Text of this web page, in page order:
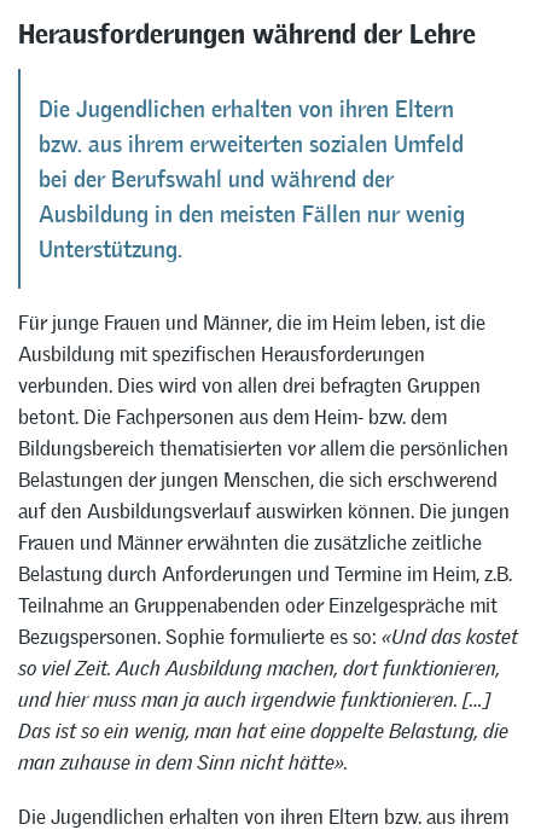
Herausforderungen während der Lehre
Die Jugendlichen erhalten von ihren Eltern
bzw. aus ihrem erweiterten sozialen Umfeld
bei der Berufswahl und während der
Ausbildung in den meisten Fällen nur wenig
Unterstützung.
Für junge Frauen und Männer, die im Heim leben, ist die
Ausbildung mit spezifischen Herausforderungen
verbunden. Dies wird von allen drei befragten Gruppen
betont. Die Fachpersonen aus dem Heim- bzw. dem
Bildungsbereich thematisierten vor allem die persönlichen
Belastungen der jungen Menschen, die sich erschwerend
auf den Ausbildungsverlauf auswirken können. Die jungen
Frauen und Männer erwähnten die zusätzliche zeitliche
Belastung durch Anforderungen und Termine im Heim, z.B.
Teilnahme an Gruppenabenden oder Einzelgespräche mit
Bezugspersonen. Sophie formulierte es so: «Und das kostet
so viel Zeit. Auch Ausbildung machen, dort funktionieren,
und hier muss man ja auch irgendwie funktionieren. […]
Das ist so ein wenig, man hat eine doppelte Belastung, die
man zuhause in dem Sinn nicht hätte».
Die Jugendlichen erhalten von ihren Eltern bzw. aus ihrem